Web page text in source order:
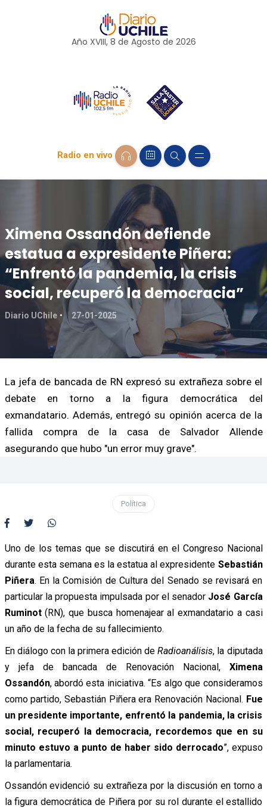
Año XVIII, 8 de Agosto de 2026
Radio en vivo
Ximena Ossandón defiende
estatua a expresidente Piñera:
“Enfrentó la pandemia, la crisis
social, recuperó la democracia”
Diario UChile 27-01-2025
La jefa de bancada de RN expresó su extrañeza sobre el
debate en torno a la figura democrática del
exmandatario. Además, entregó su opinión acerca de la
fallida compra de la casa de Salvador Allende
asegurando que hubo "un error muy grave".
Política
Uno de los temas que se discutirá en el Congreso Nacional
durante esta semana es la estatua al expresidente Sebastián
Piñera. En la Comisión de Cultura del Senado se revisará en
particular la propuesta impulsada por el senador José García
Ruminot(RN), que busca homenajear al exmandatario a casi
un año de la fecha de su fallecimiento.
En diálogo con la primera edición deRadioanálisis, la diputada
y jefa de bancada de Renovación Nacional,Ximena
Ossandón, abordó esta iniciativa. “Es algo que consideramos
como partido, Sebastián Piñera era Renovación Nacional. Fue
un presidente importante, enfrentó la pandemia, la crisis
social, recuperó la democracia, recordemos que en su
minuto estuvo a punto de haber sido derrocado”, expuso
la parlamentaria.
Ossandón evidenció su extrañeza por la discusión en torno a
la figura democrática de Piñera por su rol durante el estallido